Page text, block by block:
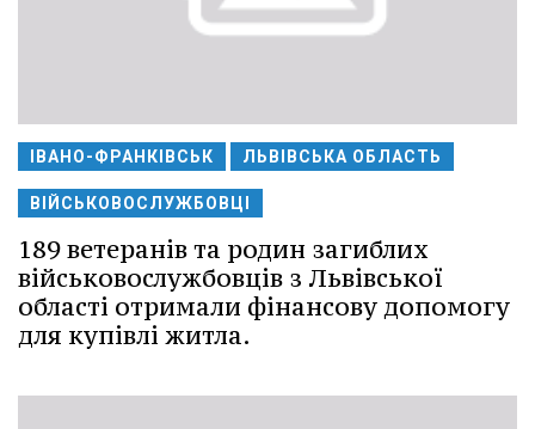
ІВАНО-ФРАНКІВСЬК ЛЬВІВСЬКА ОБЛАСТЬ
ВІЙСЬКОВОСЛУЖБОВЦІ
189 ветеранів та родин загиблих
військовослужбовців з Львівської
області отримали фінансову допомогу
для купівлі житла.